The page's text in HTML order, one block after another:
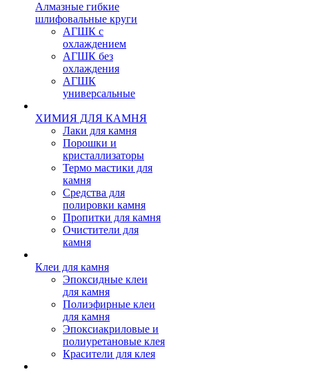
Алмазные гибкие
шлифовальные круги
АГШК с
охлаждением
АГШК без
охлаждения
АГШК
универсальные
ХИМИЯ ДЛЯ КАМНЯ
Лаки для камня
Порошки и
кристаллизаторы
Термо мастики для
камня
Средства для
полировки камня
Пропитки для камня
Очистители для
камня
Клеи для камня
Эпоксидные клеи
для камня
Полиэфирные клеи
для камня
Эпоксиакриловые и
полиуретановые клея
Красители для клея